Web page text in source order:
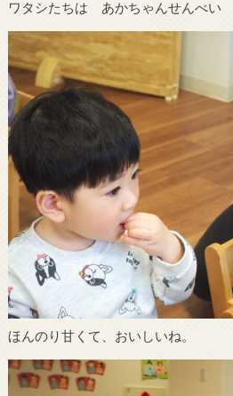
ワタシたちは あかちゃんせんべい
ほんのり甘くて、おいしいね。